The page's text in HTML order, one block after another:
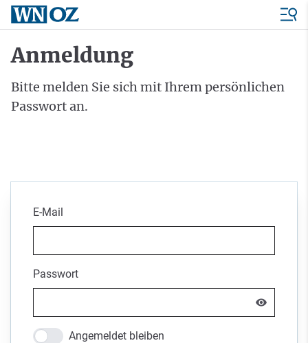
Anmeldung
Bitte melden Sie sich mit Ihrem persönlichen
Passwort an.
E-Mail
Passwort
Angemeldet bleiben